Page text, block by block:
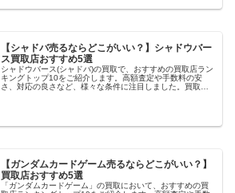
【シャドバ売るならどこがいい？】シャドウバー
ス買取店おすすめ5選
シャドウバース(シャドバ)の買取で、おすすめの買取店ラン
キングトップ10をご紹介します。高額査定や手数料の安
さ、対応の良さなど、様々な条件に注目しました。買取店
【ガンダムカードゲーム売るならどこがいい？】
買取店おすすめ5選
「ガンダムカードゲーム」の買取において、おすすめの買